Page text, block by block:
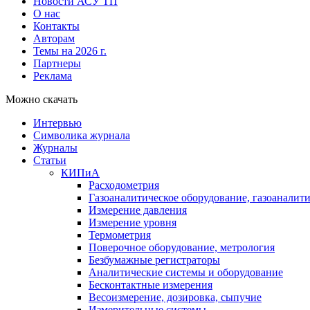
О нас
Контакты
Авторам
Темы на 2026 г.
Партнеры
Реклама
Можно скачать
Интервью
Символика журнала
Журналы
Статьи
КИПиА
Расходометрия
Газоаналитическое оборудование,
Измерение давления
Измерение уровня
Термометрия
Поверочное оборудование, метрология
Безбумажные регистраторы
Аналитические системы и оборудование
Бесконтактные измерения
Весоизмерение, дозировка, сыпучие